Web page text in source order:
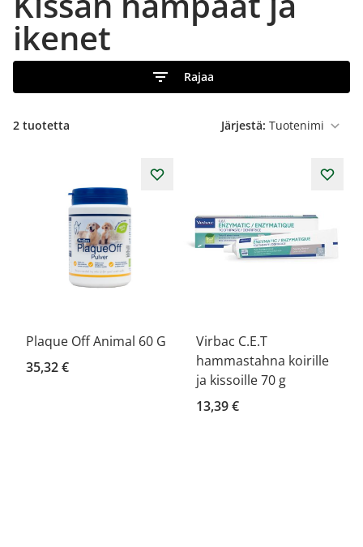
ikenet
Rajaa
2 tuotetta Järjestä:
Plaque Off Animal 60 G
35,32 €
Virbac C.E.T
hammastahna koirille
ja kissoille 70 g
13,39 €